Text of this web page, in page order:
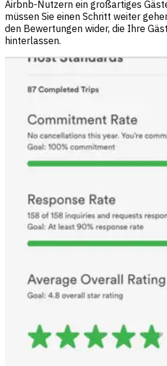
Airbnb-Nutzern ein großartiges
müssen Sie einen Schritt weiter
den Bewertungen wider, die Ihre
hinterlassen.